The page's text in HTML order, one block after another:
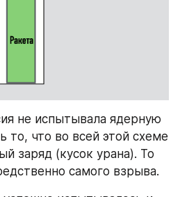
не испытывала ядерную
то, что во всей этой схеме
заряд (кусок урана). То
самого взрыва.